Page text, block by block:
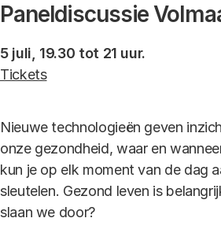
Paneldiscussie
5 juli, 19.30 tot 21 uur.
Tickets
Nieuwe technologieën geven
onze gezondheid, waar en
kun je op elk moment van de dag
sleutelen. Gezond leven is
slaan we door?